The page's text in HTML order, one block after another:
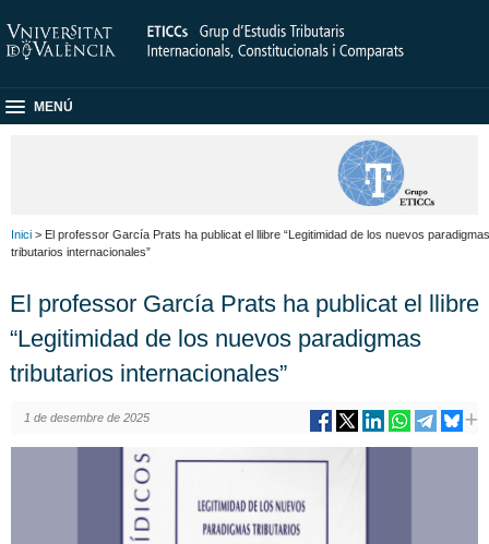
MENÚ
Inici > El professor García Prats ha publicat el llibre “Legitimidad de los nuevos paradigmas
tributarios internacionales”
El professor García Prats ha publicat el llibre
“Legitimidad de los nuevos paradigmas
tributarios internacionales”
1 de desembre de 2025